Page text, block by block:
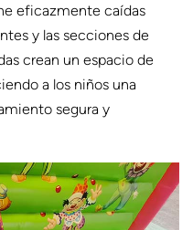
eficazmente caídas
y las secciones de
crean un espacio de
a los niños una
segura y